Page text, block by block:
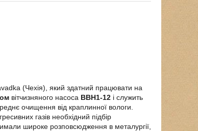
(Чехія), який здатний працювати на
вітчизняного насоса ВВН1-12 і служить
очищення від краплинної вологи.
газів необхідний підбір
широке розповсюдження в металургії,